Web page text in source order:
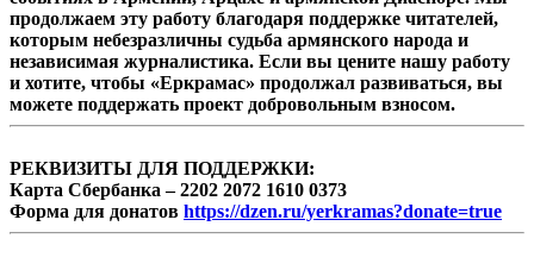
продолжаем эту работу благодаря поддержке читателей,
которым небезразличны судьба армянского народа и
независимая журналистика. Если вы цените нашу работу
и хотите, чтобы «Еркрамас» продолжал развиваться, вы
можете поддержать проект добровольным взносом.
РЕКВИЗИТЫ ДЛЯ ПОДДЕРЖКИ:
Карта Сбербанка – 2202 2072 1610 0373
Форма для донатов https://dzen.ru/yerkramas?donate=true